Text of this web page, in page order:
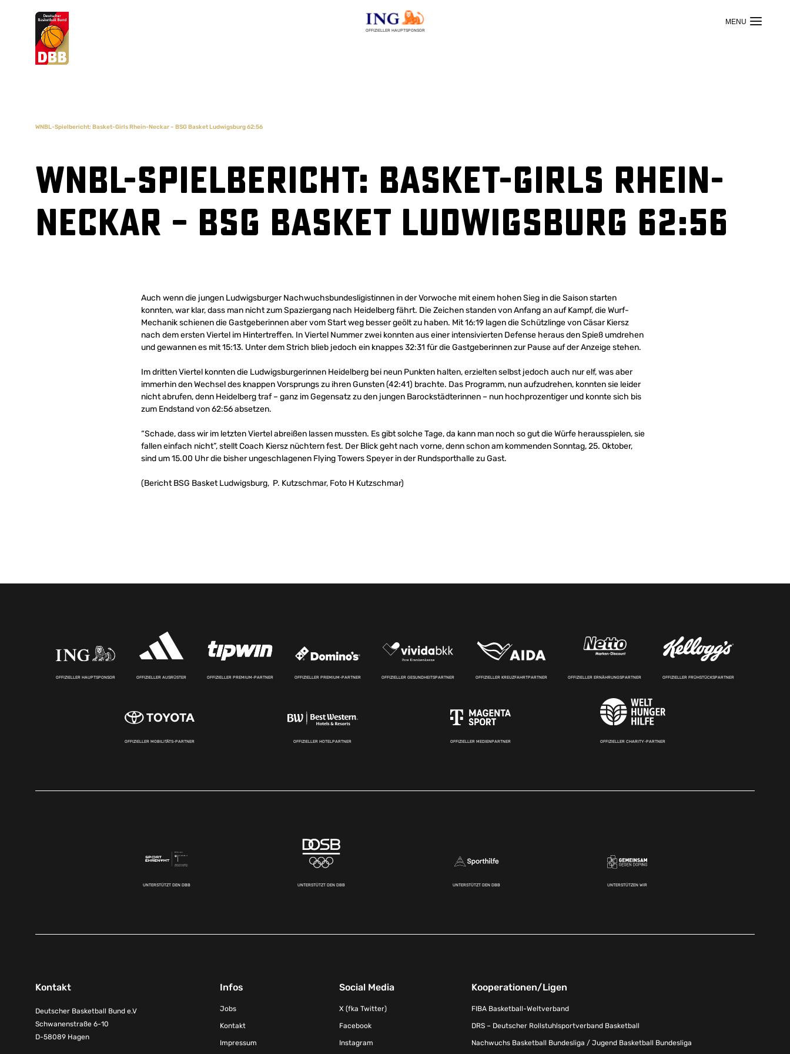
OFFIZIELLER HAUPTSPONSOR
Suchvorschläge
WNBL-Spielbericht: Basket-Girls Rhein-Neckar – BSG Basket Ludwigsburg 62:56
WNBL-Spielbericht: Basket-Girls Rhein-
Neckar – BSG Basket Ludwigsburg 62:56
Auch wenn die jungen Ludwigsburger Nachwuchsbundesligistinnen in der Vorwoche mit einem hohen Sieg in die Saison starten
konnten, war klar, dass man nicht zum Spaziergang nach Heidelberg fährt. Die Zeichen standen von Anfang an auf Kampf, die Wurf-
Mechanik schienen die Gastgeberinnen aber vom Start weg besser geölt zu haben. Mit 16:19 lagen die Schützlinge von Cäsar Kiersz
nach dem ersten Viertel im Hintertreffen. In Viertel Nummer zwei konnten aus einer intensivierten Defense heraus den Spieß umdrehen
und gewannen es mit 15:13. Unter dem Strich blieb jedoch ein knappes 32:31 für die Gastgeberinnen zur Pause auf der Anzeige stehen.
Im dritten Viertel konnten die Ludwigsburgerinnen Heidelberg bei neun Punkten halten, erzielten selbst jedoch auch nur elf, was aber
immerhin den Wechsel des knappen Vorsprungs zu ihren Gunsten (42:41) brachte. Das Programm, nun aufzudrehen, konnten sie leider
nicht abrufen, denn Heidelberg traf – ganz im Gegensatz zu den jungen Barockstädterinnen – nun hochprozentiger und konnte sich bis
zum Endstand von 62:56 absetzen.
“Schade, dass wir im letzten Viertel abreißen lassen mussten. Es gibt solche Tage, da kann man noch so gut die Würfe herausspielen, sie
fallen einfach nicht”, stellt Coach Kiersz nüchtern fest. Der Blick geht nach vorne, denn schon am kommenden Sonntag, 25. Oktober,
sind um 15.00 Uhr die bisher ungeschlagenen Flying Towers Speyer in der Rundsporthalle zu Gast.
(Bericht BSG Basket Ludwigsburg, P. Kutzschmar, Foto H Kutzschmar)
OFFIZIELLER HAUPTSPONSOR OFFIZIELLER AUSRÜSTER OFFIZIELLER PREMIUM-PARTNER OFFIZIELLER PREMIUM-PARTNER OFFIZIELLER GESUNDHEITSPARTNER OFFIZIELLER KREUZFAHRTPARTNER OFFIZIELLER ERNÄHRUNGSPARTNER OFFIZIELLER FRÜHSTÜCKSPARTNER
OFFIZIELLER MOBILITÄTS-PARTNER OFFIZIELLER HOTELPARTNER OFFIZIELLER MEDIENPARTNER OFFIZIELLER CHARITY-PARTNER
UNTERSTÜTZT DEN DBB UNTERSTÜTZT DEN DBB UNTERSTÜTZT DEN DBB UNTERSTÜTZEN WIR
Kontakt
Deutscher Basketball Bund e.V
Schwanenstraße 6-10
D-58089 Hagen
Infos
Jobs
Kontakt
Impressum
Social Media
X (fka Twitter)
Facebook
Instagram
Kooperationen/Ligen
FIBA Basketball-Weltverband
DRS – Deutscher Rollstuhlsportverband Basketball
Nachwuchs Basketball Bundesliga / Jugend Basketball Bundesliga